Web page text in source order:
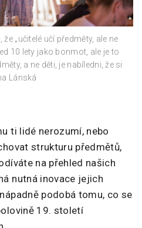
„učitelé učí předměty, ale ne
10 lety jako bonmot, ale je to
a ne děti, je nabíledni, že si
Lánská
ti lidé nerozumí, nebo
strukturu předmětů,
na přehled našich
nutná inovace jejich
podobá tomu, co se
19. století